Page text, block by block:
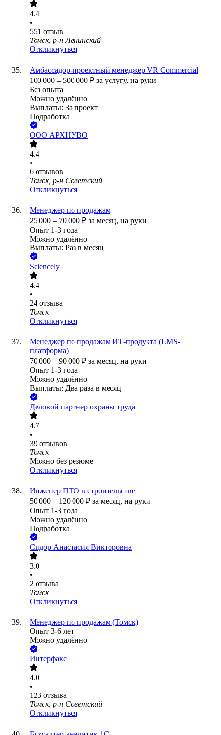
4.4
•
551 отзыв
Томск, р-н Ленинский
Откликнуться
Амбассадор-проектный менеджер VR Commercial
100 000 – 500 000 ₽ за услугу, на руки
Без опыта
Можно удалённо
Выплаты: За проект
Подработка
ООО АРХНУВО
4.4
•
6 отзывов
Томск, р-н Советский
Откликнуться
Менеджер по продажам
25 000 – 70 000 ₽ за месяц, на руки
Опыт 1-3 года
Можно удалённо
Выплаты: Раз в месяц
Sciencely
4.4
•
24 отзыва
Томск
Откликнуться
Менеджер по продажам ИТ-продукта (LMS-
платформа)
70 000 – 90 000 ₽ за месяц, на руки
Опыт 1-3 года
Можно удалённо
Выплаты: Два раза в месяц
Деловой партнер охраны труда
4.7
•
39 отзывов
Томск
Можно без резюме
Откликнуться
Инженер ПТО в строительстве
50 000 – 120 000 ₽ за месяц, на руки
Опыт 1-3 года
Можно удалённо
Подработка
Сидор Анастасия Викторовна
3.0
•
2 отзыва
Томск
Откликнуться
Менеджер по продажам (Томск)
Опыт 3-6 лет
Можно удалённо
Интерфакс
4.0
•
123 отзыва
Томск, р-н Советский
Откликнуться